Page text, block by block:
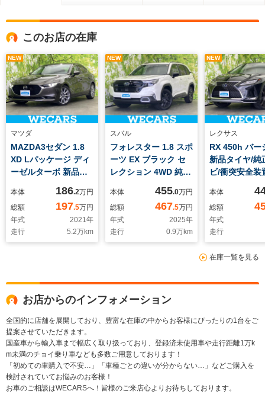
このお店の在庫
NEW
マツダ
MAZDA3セダン 1.8
XD Lパッケージ ディ
ーゼルターボ 新品タ
ートヒーター 前席/車
線逸脱防止支援システ
ム/シート 合皮/ヘッド
ランプ
LED/Bluetooth接
本体 186.2万円
総額
197.5万円
年式
2021年
走行
5.2万km
NEW
スバル
フォレスター 1.8 スポ
ーツ EX ブラック セ
レクション 4WD 純正
ナーミラー/衝突安全
装置/シートヒーター
全席/全方位モニター/
車線逸脱防止支援シス
テム/シート ハーフレ
前後
本体 455.0万円
総額
467.5万円
年式
2025年
走行
0.9万km
NEW
レクサス
RX 450h バー
新品タイヤ/純
ビ/衝突安全装
ックビューモ
車線逸脱防止
テム/シート
バックドア/ヘ
ンプ LED/
接続
本体
総額
年式
走行
在庫一覧を見る
お店からのインフォメーション
全国的に店舗を展開しており、豊富な在庫の中からお客様にぴったりの1台をご
提案させていただきます。
国産車から輸入車まで幅広く取り扱っており、登録済未使用車や走行距離1万k
m未満のチョイ乗り車なども多数ご用意しております！
「初めての車購入で不安…」「車種ごとの違いが分からない…」などご購入を
検討されていてお悩みのお客様！
お車のご相談はWECARSへ！皆様のご来店心よりお待ちしております。